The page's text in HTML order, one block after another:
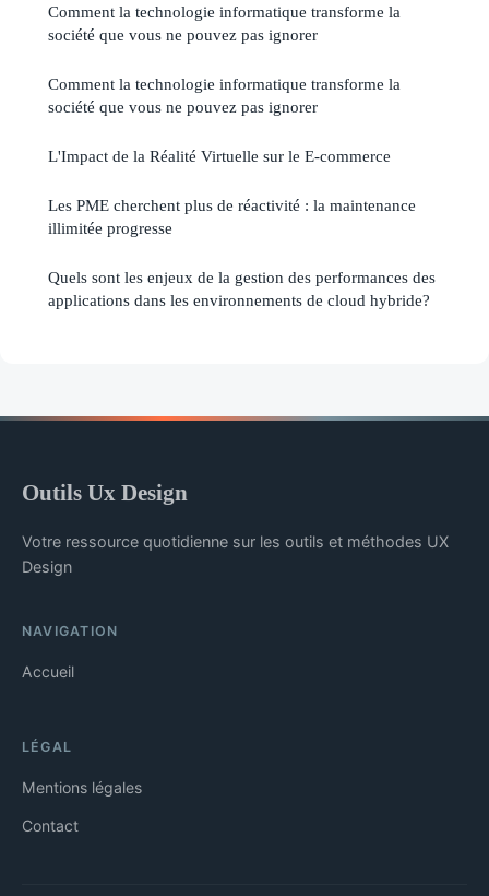
Comment la technologie informatique transforme la
société que vous ne pouvez pas ignorer
Comment la technologie informatique transforme la
société que vous ne pouvez pas ignorer
L'Impact de la Réalité Virtuelle sur le E-commerce
Les PME cherchent plus de réactivité : la maintenance
illimitée progresse
Quels sont les enjeux de la gestion des performances des
applications dans les environnements de cloud hybride?
Outils Ux Design
Votre ressource quotidienne sur les outils et méthodes UX
Design
NAVIGATION
Accueil
LÉGAL
Mentions légales
Contact